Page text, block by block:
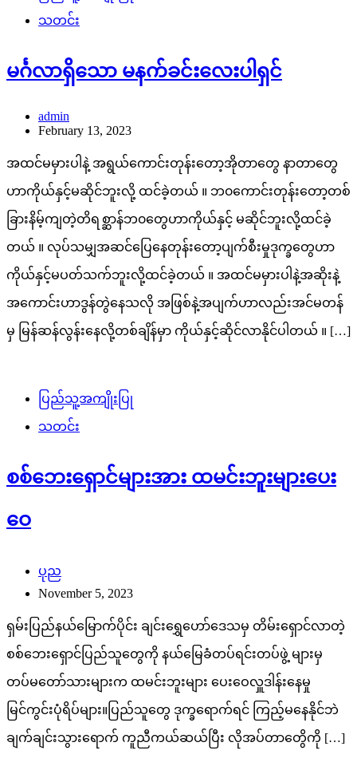
သတင်း
မင်္ဂလာရှိသော မနက်ခင်းလေးပါရှင်
admin
February 13, 2023
အထင်မမှားပါနဲ့ အရွယ်ကောင်းတုန်းတော့အိုတာတွေ နာတာတွေ
ဟာကိုယ်နှင့်မဆိုင်ဘူးလို့ ထင်ခဲ့တယ် ။ ဘ၀ကောင်းတုန်းတော့တစ်
ခြားနိမ့်ကျတဲ့တိရစ္ဆာန်ဘ၀တွေဟာကိုယ်နှင့် မဆိုင်ဘူးလို့ထင်ခဲ့
တယ် ။ လုပ်သမျှအဆင်ပြေနေတုန်းတော့ပျက်စီးမှုဒုက္ခတွေဟာ
ကိုယ်နှင့်မပတ်သက်ဘူးလို့ထင်ခဲ့တယ် ။ အထင်မမှားပါနဲ့အဆိုးနဲ့
အကောင်းဟာဒွန်တွဲနေသလို အဖြစ်နဲ့အပျက်ဟာလည်းအင်မတန်
မှ မြန်ဆန်လွန်းနေလို့တစ်ချိန်မှာ ကိုယ်နှင့်ဆိုင်လာနိုင်ပါတယ် ။ […]
ပြည်သူ့အကျိုးပြု
သတင်း
စစ်ဘေးရှောင်များအား ထမင်းဘူးများပေး
ဝေ
ပုည
November 5, 2023
ရှမ်းပြည်နယ်မြောက်ပိုင်း ချင်းရွှေဟော်ဒေသမှ တိမ်းရှောင်လာတဲ့
စစ်ဘေးရှောင်ပြည်သူတွေကို နယ်မြေခံတပ်ရင်းတပ်ဖွဲ့ များမှ
တပ်မတော်သားများက ထမင်းဘူးများ ပေးဝေလှူဒါန်းနေမှု
မြင်ကွင်းပုံရိပ်များ။ပြည်သူတွေ ဒုက္ခရောက်ရင် ကြည့်မနေနိုင်ဘဲ
ချက်ချင်းသွားရောက် ကူညီကယ်ဆယ်ပြီး လိုအပ်တာတွေိကို […]